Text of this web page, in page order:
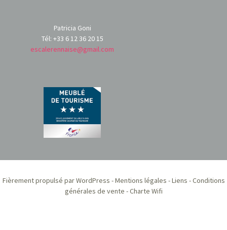
Patricia Goni
Tél: +33 6 12 36 20 15
escalerennaise@gmail.com
Fièrement propulsé par WordPress -Mentions légales -Liens -Conditions
générales de vente -Charte Wifi